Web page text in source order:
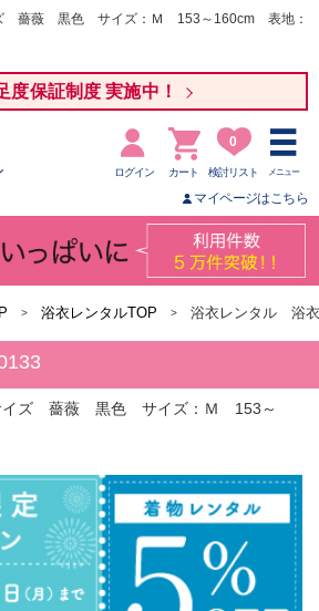
薔薇 黒色 サイズ：Ｍ 153～160cm 表地：
度保証制度 実施中！
ログイン カート
0
検討リスト メニュー
マイページはこちら
浴衣レンタルTOP 浴衣レンタル 浴
イズ 薔薇 黒色 サイズ：Ｍ 153～